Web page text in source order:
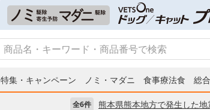
特集・キャンペーン ノミ・マダニ 食事療法食 総
全6件 熊本県熊本地方で発生した